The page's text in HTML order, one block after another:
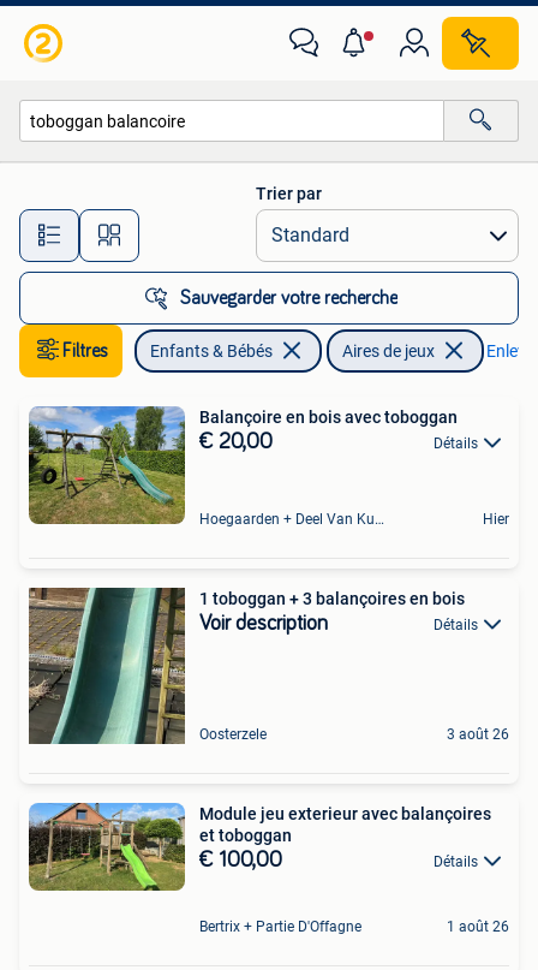
Toutes les distances…
Trier par
Sauvegarder votre recherche
Filtres Enfants & Bébés Aires de jeux
Balançoire en bois avec toboggan
€ 20,00 Détails
Hoegaarden + Deel Van Kumtich + Deel Van Tienen Hier
1 toboggan + 3 balançoires en bois
Voir description Détails
Oosterzele 3 août 26
Module jeu exterieur avec balançoires
et toboggan
€ 100,00 Détails
Bertrix + Partie D'Offagne 1 août 26